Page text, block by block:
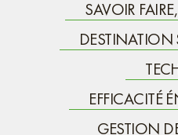
SAVOIR
DESTINATION
EFFICACITÉ
GESTION